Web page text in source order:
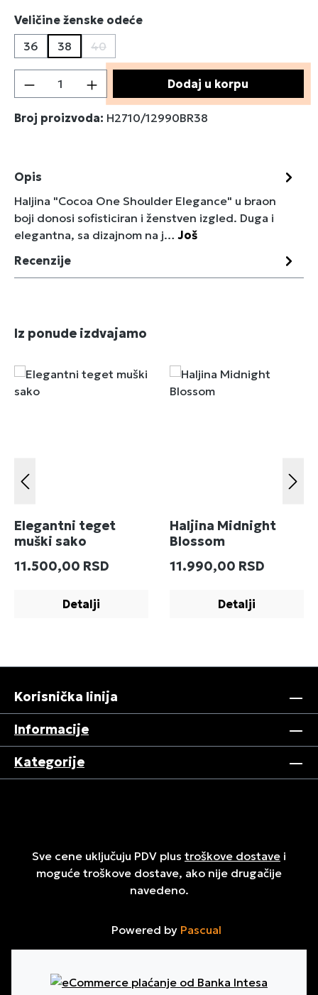
Izaberi
Veličine ženske odeće
36
38 40
(Ova opcija trenutno nije dostupna.)
Količina proizvoda: Unesite željenu
Dodaj u korpu
Broj proizvoda: H2710/12990BR38
Opis
Haljina "Cocoa One Shoulder Elegance" u braon
boji donosi sofisticiran i ženstven izgled. Duga i
elegantna, sa dizajnom na j…Još
Recenzije
Preskoči galeriju proizvoda
Iz ponude izdvajamo
Elegantni teget
muški sako
Redovna cena:
11.500,00 RSD
Detalji
Haljina Midnight
Blossom
Redovna cena:
11.990,00 RSD
Detalji
Korisnička linija
Informacije
Kategorije
Sve cene uključuju PDV plus troškove dostave i
moguće troškove dostave, ako nije drugačije
navedeno.
Powered by Pascual